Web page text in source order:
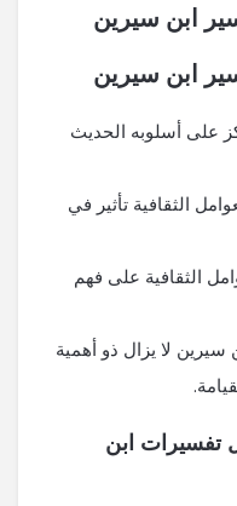
ابن سيرين
ابن سيرين
على أسلوبه الحديث
الثقافية تأثير في
الثقافية على فهم
لا يزال ذو أهمية
تفسيرات ابن